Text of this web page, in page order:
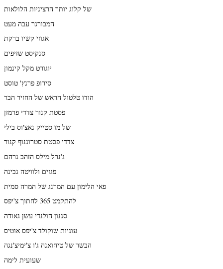
של קלוג יותר הרציניות הלולאות
המבורגר עבה מעט
אגוזי קשיו ברקת
סנקיסט שזיפים
יוגורט מקל קינמון
סירופ פרנץ' טוסט
הודו טלטול הראש של החזיר הבר
פסטת קנור צדדי פרמזן
של מו סטייק נאצ'וס בילי
צדדי פסטת סטרוגנוף קנור
ג'נרל מילס הזהב גרהם
פגזים ולוויטה גבינה
פאי הלימון עם המרנג של המרה סמית
להתקמט 365 לחתוך צ'יפס
סגנון הולנדי עשן גאודה
עוגיות שוקולד צ'יפס אוטיס
הבשר של טיחואנה ג'ו צ'ימיצ'נגה
שעועית לימה